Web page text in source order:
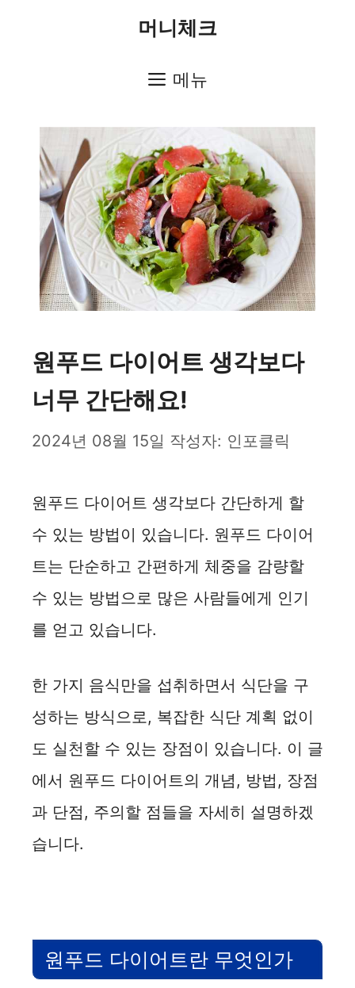
머니체크
메뉴
원푸드 다이어트 생각보다
너무 간단해요!
2024년 08월 15일 작성자: 인포클릭
원푸드 다이어트 생각보다 간단하게 할
수 있는 방법이 있습니다. 원푸드 다이어
트는 단순하고 간편하게 체중을 감량할
수 있는 방법으로 많은 사람들에게 인기
를 얻고 있습니다.
한 가지 음식만을 섭취하면서 식단을 구
성하는 방식으로, 복잡한 식단 계획 없이
도 실천할 수 있는 장점이 있습니다. 이 글
에서 원푸드 다이어트의 개념, 방법, 장점
과 단점, 주의할 점들을 자세히 설명하겠
습니다.
원푸드 다이어트란 무엇인가